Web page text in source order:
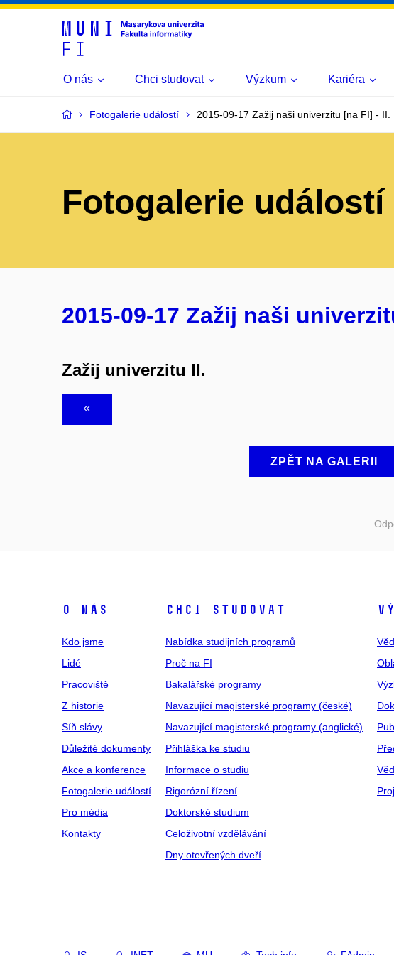
O nás Chci studovat Výzkum Kariéra
Fotogalerie událostí 2015-09-17 Zažij naši univerzitu [na FI] - II.
Fotogalerie událostí
2015-09-17 Zažij naši
Zažij univerzitu II.
ZPĚT NA GALERII
O NÁS
Kdo jsme
Lidé
Pracoviště
Z historie
Síň slávy
Důležité dokumenty
Akce a konference
Fotogalerie událostí
Pro média
Kontakty
CHCI STUDOVAT
Nabídka studijních programů
Proč na FI
Bakalářské programy
Navazující magisterské programy (české)
Navazující magisterské programy (anglické)
Přihláška ke studiu
Informace o studiu
Rigorózní řízení
Doktorské studium
Celoživotní vzdělávání
Dny otevřených dveří